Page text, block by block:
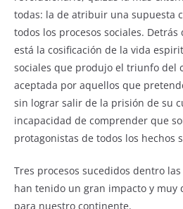
todas: la de atribuir una supuesta
todos los procesos sociales.
está la cosificación de la vida
sociales que produjo el triunfo del
aceptada por aquellos que
sin lograr salir de la prisión de su
incapacidad de comprender que
protagonistas de todos los hechos
Tres procesos sucedidos dentro
han tenido un gran impacto y muy
para nuestro continente.